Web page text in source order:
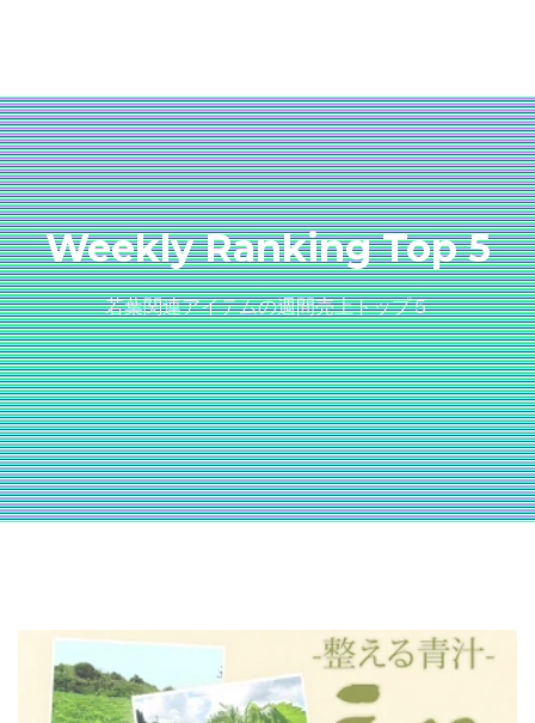
Weekly Ranking Top 5
若葉関連アイテムの週間売上トップ５